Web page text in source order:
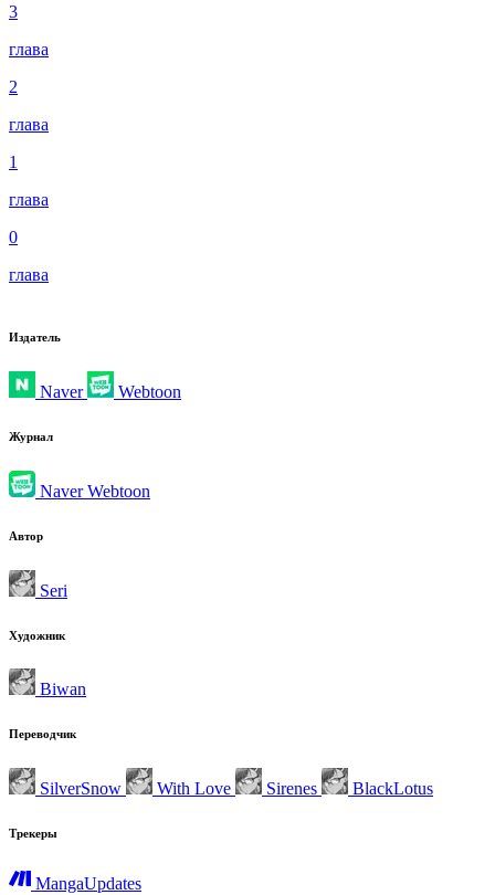
3
глава
2
глава
1
глава
0
глава
Издатель
Naver Webtoon
Журнал
Naver Webtoon
Автор
Seri
Художник
Biwan
Переводчик
SilverSnow With Love Sirenes BlackLotus
Трекеры
MangaUpdates